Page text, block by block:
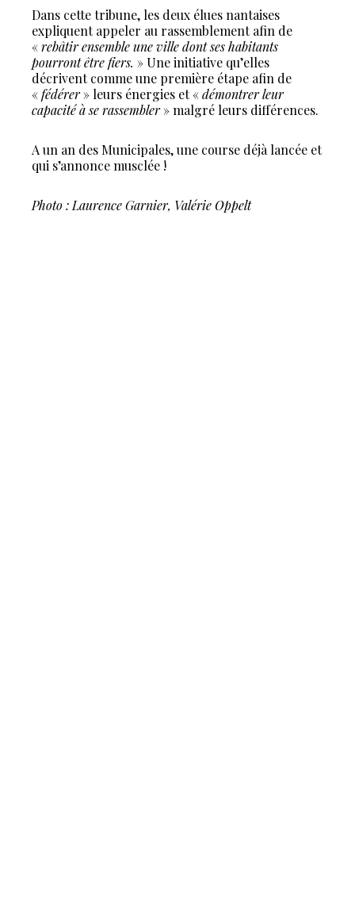
Dans cette tribune, les deux élues nantaises
expliquent appeler au rassemblement afin de
«rebâtir ensemble une ville dont ses habitants
pourront être fiers. » Une initiative qu’elles
décrivent comme une première étape afin de
«fédérer» leurs énergies et «démontrer leur
capacité à se rassembler» malgré leurs différences.
A un an des Municipales, une course déjà lancée et
qui s’annonce musclée !
Photo : Laurence Garnier, Valérie Oppelt